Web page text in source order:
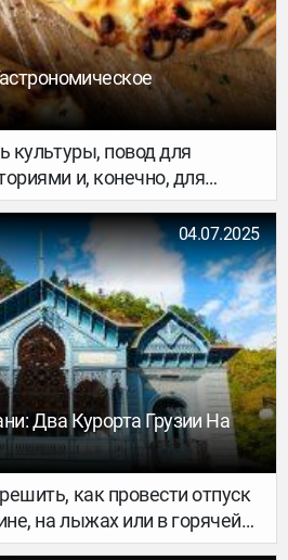
культуры, повод для
и, конечно, для
в стране чувствуешь:
с историей, а каждый04.07.2025
Два Курорта Грузии На
как провести отпуск
на лыжах или в горячей
как всё это совместить.